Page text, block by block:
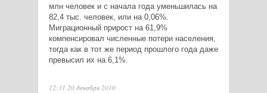
млн человек и с начала года уменьшилась на
82,4 тыс. человек, или на 0,06%.
Миграционный прирост на 61,9%
компенсировал численные потери населения,
тогда как в тот же период прошлого года даже
превысил их на 6,1%.
12:31 20 декабря 2010